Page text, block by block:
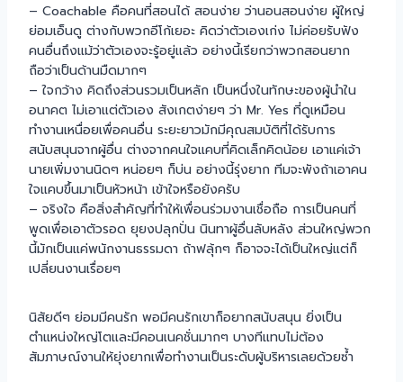
– Coachable คือคนที่สอนได้ สอนง่าย ว่านอนสอนง่าย ผู้ใหญ่
ย่อมเอ็นดู ต่างกับพวกอีโก้เยอะ คิดว่าตัวเองเก่ง ไม่ค่อยรับฟัง
คนอื่นถึงแม้ว่าตัวเองจะรู้อยู่แล้ว อย่างนี้เรียกว่าพวกสอนยาก
ถือว่าเป็นด้านมืดมากๆ
– ใจกว้าง คิดถึงส่วนรวมเป็นหลัก เป็นหนึ่งในทักษะของผู้นำใน
อนาคต ไม่เอาแต่ตัวเอง สังเกตง่ายๆ ว่า Mr. Yes ที่ดูเหมือน
ทำงานเหนื่อยเพื่อคนอื่น ระยะยาวมักมีคุณสมบัติที่ได้รับการ
สนับสนุนจากผู้อื่น ต่างจากคนใจแคบที่คิดเล็กคิดน้อย เอาแค่เจ้า
นายเพิ่มงานนิดๆ หน่อยๆ ก็บ่น อย่างนี้รุ่งยาก ทีมจะพังถ้าเอาคน
ใจแคบขึ้นมาเป็นหัวหน้า เข้าใจหรือยังครับ
– จริงใจ คือสิ่งสำคัญที่ทำให้เพื่อนร่วมงานเชื่อถือ การเป็นคนที่
พูดเพื่อเอาตัวรอด ยุยงปลุกปั่น นินทาผู้อื่นลับหลัง ส่วนใหญ่พวก
นี้มักเป็นแค่พนักงานธรรมดา ถ้าฟลุ้กๆ ก็อาจจะได้เป็นใหญ่แต่ก็
เปลี่ยนงานเรื่อยๆ
นิสัยดีๆ ย่อมมีคนรัก พอมีคนรักเขาก็อยากสนับสนุน ยิ่งเป็น
ตำแหน่งใหญ่โตและมีคอนเนคชั่นมากๆ บางทีแทบไม่ต้อง
สัมภาษณ์งานให้ยุ่งยากเพื่อทำงานเป็นระดับผู้บริหารเลยด้วยซ้ำ